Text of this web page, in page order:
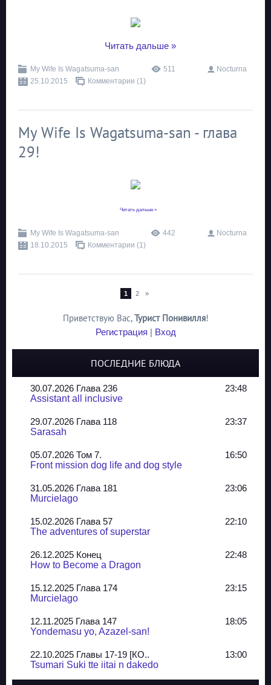
Читать дальше »
My Wife Is Wagatsuma-san 511
Nocturna
25.10.2015
Комментарии (1)
My Wife Is Wagatsuma-san - глава
29!
Читать дальше »
My Wife Is Wagatsuma-san 442
Nocturna
18.10.2015
Комментарии (1)
1 2 »
Приветствую Вас,Турист Понивилля!
Регистрация | Вход
ПОСЛЕДНИЕ БЛЮДА
30.07.2026 Глава 236
23:48
Assistant all inclusive
29.07.2026 Глава 118
23:37
Sarasah
05.07.2026 Том 7.
16:50
Front mission dog life and dog style
31.05.2026 Глава 181
23:06
Murcielago
15.02.2026 Глава 57
22:10
The adventures of superstar
26.12.2025 Конец
22:48
How to Become a Dragon
15.12.2025 Глава 174
23:15
Murcielago
12.11.2025 Глава 147
18:05
Yondemasu yo, Azazel-san!
22.10.2025 Главы 17-19 [КО..
13:00
Tsumari Suki tte iitai n dakedo